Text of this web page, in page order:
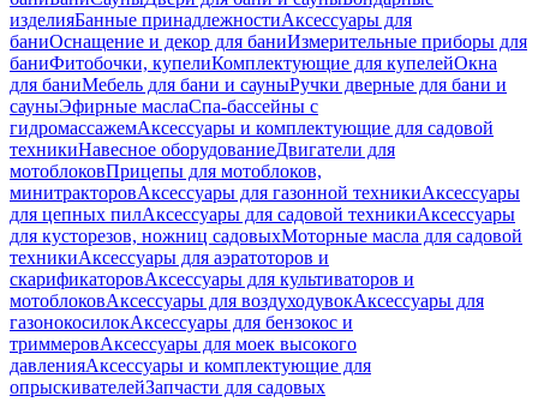
изделияБанные принадлежностиАксессуары для
баниОснащение и декор для баниИзмерительные приборы для
баниФитобочки, купелиКомплектующие для купелейОкна
для баниМебель для бани и сауныРучки дверные для бани и
сауныЭфирные маслаСпа-бассейны с
гидромассажемАксессуары и комплектующие для садовой
техникиНавесное оборудованиеДвигатели для
мотоблоковПрицепы для мотоблоков,
минитракторовАксессуары для газонной техникиАксессуары
для цепных пилАксессуары для садовой техникиАксессуары
для кусторезов, ножниц садовыхМоторные масла для садовой
техникиАксессуары для аэратоторов и
скарификаторовАксессуары для культиваторов и
мотоблоковАксессуары для воздуходувокАксессуары для
газонокосилокАксессуары для бензокос и
триммеровАксессуары для моек высокого
давленияАксессуары и комплектующие для
опрыскивателейЗапчасти для садовых